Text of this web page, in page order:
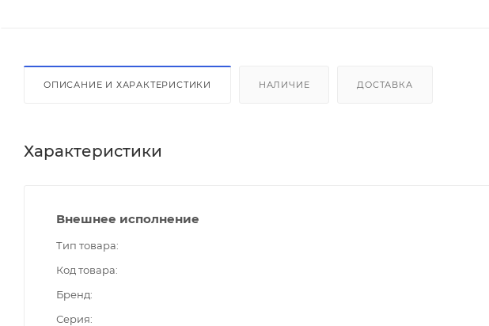
ОПИСАНИЕ И ХАРАКТЕРИСТИКИ НАЛИЧИЕ ДОСТАВКА
Характеристики
Внешнее исполнение
Тип товара
Код товара
Бренд
Серия